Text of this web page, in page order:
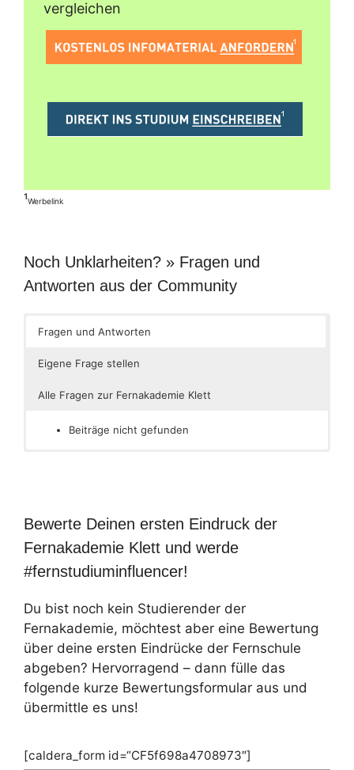
vergleichen
¹Werbelink
Noch Unklarheiten? » Fragen und
Antworten aus der Community
Fragen und Antworten
Eigene Frage stellen
Alle Fragen zur Fernakademie Klett
Beiträge nicht gefunden
Bewerte Deinen ersten Eindruck der
Fernakademie Klett und werde
#fernstudiuminfluencer!
Du bist noch kein Studierender der
Fernakademie, möchtest aber eine Bewertung
über deine ersten Eindrücke der Fernschule
abgeben? Hervorragend – dann fülle das
folgende kurze Bewertungsformular aus und
übermittle es uns!
[caldera_form id=“CF5f698a4708973″]